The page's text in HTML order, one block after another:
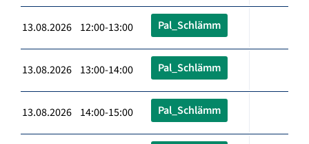
13.08.2026 12:00-13:00 Pal_Schlämm
13.08.2026 13:00-14:00 Pal_Schlämm
13.08.2026 14:00-15:00 Pal_Schlämm